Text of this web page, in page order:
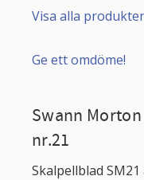
Visa alla
Ge ett omdöme!
Swann
nr.21
Skalpellblad